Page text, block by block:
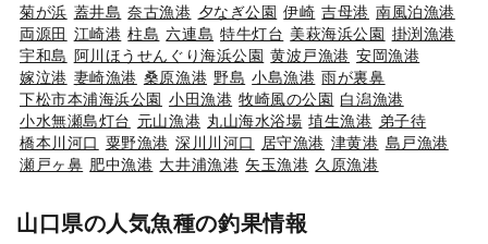
菊が浜 蓋井島 奈古漁港 夕なぎ公園 伊崎 吉母港 南風泊漁港
両源田 江崎港 柱島 六連島 特牛灯台 美萩海浜公園 掛渕漁港
宇和島 阿川ほうせんぐり海浜公園 黄波戸漁港 安岡漁港
嫁泣港 妻崎漁港 桑原漁港 野島 小島漁港 雨が裏鼻
下松市本浦海浜公園 小田漁港 牧崎風の公園 白潟漁港
小水無瀬島灯台 元山漁港 丸山海水浴場 埴生漁港 弟子待
橋本川河口 粟野漁港 深川川河口 居守漁港 津黄港 島戸漁港
瀬戸ヶ鼻 肥中漁港 大井浦漁港 矢玉漁港 久原漁港
山口県の人気魚種の釣果情報